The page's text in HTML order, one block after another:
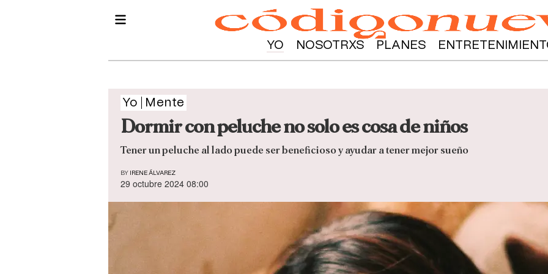
YO NOSOTRXS PLANES
Yo Mente
Dormir con peluche no solo es cosa de niños
Tener un peluche al lado puede ser beneficioso y ayudar a tener mejor sueño
BY IRENE ÁLVAREZ
29 octubre 2024 08:00